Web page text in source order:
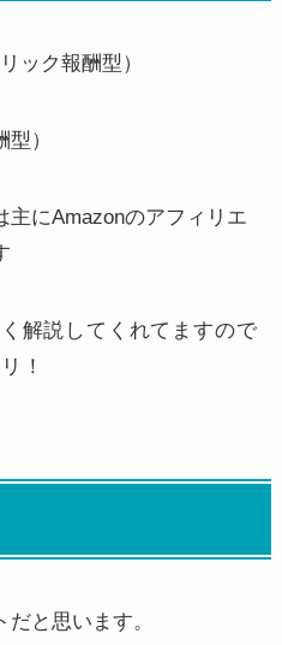
ック報酬型）
型）
主にAmazonのアフィリエ
解説してくれてますので
！
と思います。